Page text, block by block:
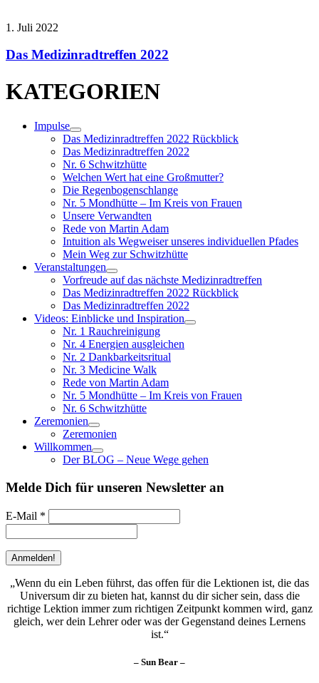
1. Juli 2022
Das Medizinradtreffen 2022
KATEGORIEN
Impulse
Das Medizinradtreffen 2022 Rückblick
Das Medizinradtreffen 2022
Nr. 6 Schwitzhütte
Welchen Wert hat eine Großmutter?
Die Regenbogenschlange
Nr. 5 Mondhütte – Im Kreis von Frauen
Unsere Verwandten
Rede von Martin Adam
Intuition als Wegweiser unseres individuellen Pfades
Mein Weg zur Schwitzhütte
Veranstaltungen
Vorfreude auf das nächste Medizinradtreffen
Das Medizinradtreffen 2022 Rückblick
Das Medizinradtreffen 2022
Videos: Einblicke und Inspiration
Nr. 1 Rauchreinigung
Nr. 4 Energien ausgleichen
Nr. 2 Dankbarkeitsritual
Nr. 3 Medicine Walk
Rede von Martin Adam
Nr. 5 Mondhütte – Im Kreis von Frauen
Nr. 6 Schwitzhütte
Zeremonien
Zeremonien
Willkommen
Der BLOG – Neue Wege gehen
Melde Dich für unseren Newsletter an
E-Mail *
Wenn du ein Leben führst, das offen für die Lektionen ist, die das
Universum dir zu bieten hat, kannst du dir sicher sein, dass die
richtige Lektion immer zum richtigen Zeitpunkt kommen wird, ganz
gleich, wer dein Lehrer oder was der Gegenstand deines Lernens
ist.
– Sun Bear –